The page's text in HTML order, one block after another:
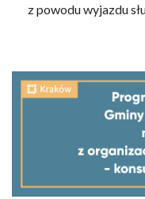
z powodu wyjazdu